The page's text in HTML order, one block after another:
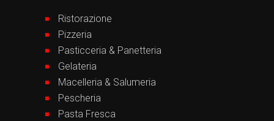
Ristorazione
Pizzeria
Pasticceria & Panetteria
Gelateria
Macelleria & Salumeria
Pescheria
Pasta Fresca